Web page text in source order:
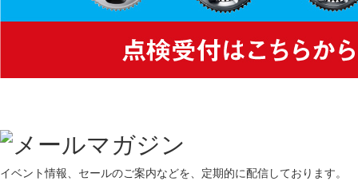
イベント情報、セールのご案内などを、定期的に配信しております。